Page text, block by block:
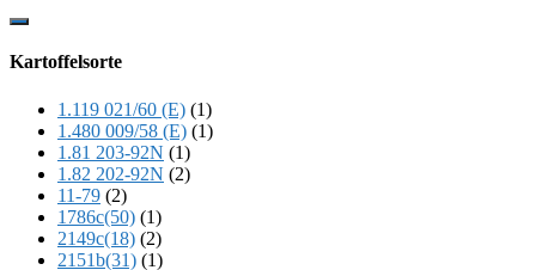
Show
Content
Kartoffelsorte
1.119 021/60 (E) (1)
1.480 009/58 (E) (1)
1.81 203-92N (1)
1.82 202-92N (2)
11-79 (2)
1786c(50) (1)
2149c(18) (2)
2151b(31) (1)